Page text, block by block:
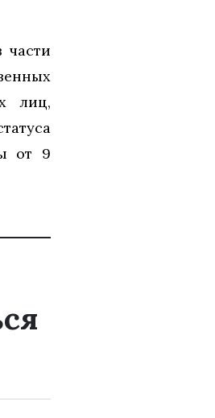
части
лиц,
от 9